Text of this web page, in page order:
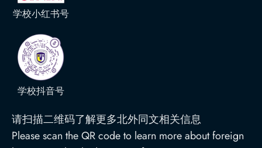
学校小红书号
学校抖音号
请扫描二维码了解更多北外同文相关信息
Please scan the QR code to learn more about foreign